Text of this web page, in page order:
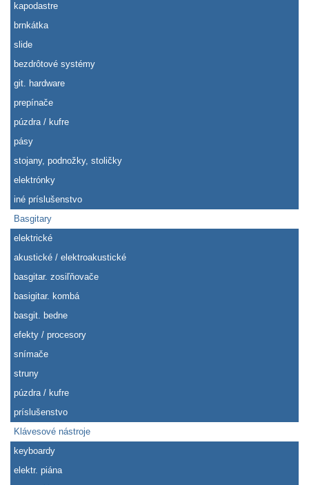
kapodastre
brnkátka
slide
bezdrôtové systémy
git. hardware
prepínače
púzdra / kufre
pásy
stojany, podnožky, stoličky
elektrónky
iné príslušenstvo
Basgitary
elektrické
akustické / elektroakustické
basgitar. zosiľňovače
basigitar. kombá
basgit. bedne
efekty / procesory
snímače
struny
púzdra / kufre
príslušenstvo
Klávesové nástroje
keyboardy
elektr. piána